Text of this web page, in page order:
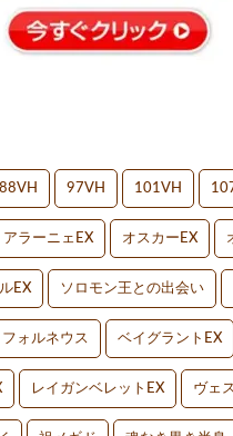
88VH 97VH 101VH
アラーニェEX オスカーEX
EX ソロモン王との出会い
フォルネウス ベイグラントEX
レイガンベレットEX ヴェ